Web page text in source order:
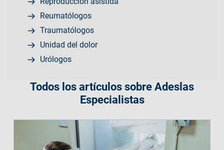
Reumatólogos
Traumatólogos
Unidad del dolor
Urólogos
Todos los artículos sobre Adeslas
Especialistas